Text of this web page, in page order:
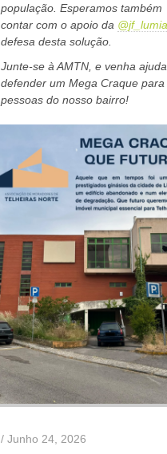
população. Esperamos também
contar com o apoio da
defesa desta solução.
Junte-se à AMTN, e venha
defender um Mega Craque para
pessoas do nosso bairro!
/ Junho 24, 2026